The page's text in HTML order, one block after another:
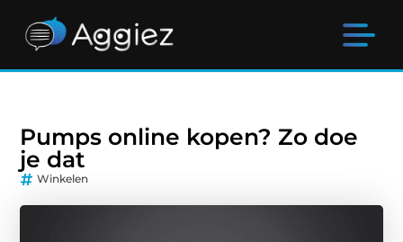
Pumps online kopen? Zo doe
je dat
Winkelen